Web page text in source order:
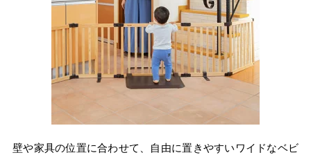
壁や家具の位置に合わせて、自由に置きやすいワイドなベビ